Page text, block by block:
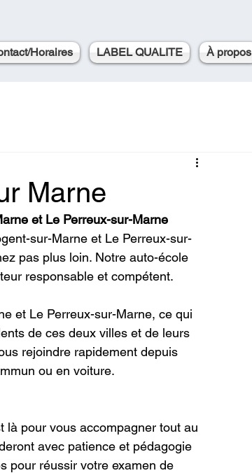
Horaires LABEL QUALITE À propos
Marne
et Le Perreux-sur-Marne
sur-Marne et Le Perreux-sur-
pas plus loin. Notre auto-école
responsable et compétent.
et Le Perreux-sur-Marne, ce qui
de ces deux villes et de leurs
rejoindre rapidement depuis
ou en voiture.
là pour vous accompagner tout au
avec patience et pédagogie
pour réussir votre examen de